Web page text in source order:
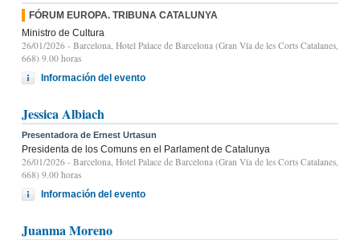
FÓRUM EUROPA. TRIBUNA CATALUNYA
Ministro de Cultura
26/01/2026 - Barcelona, Hotel Palace de Barcelona (Gran Vía de les Corts Catalanes,
668) 9.00 horas
Información del evento
Jessica Albiach
Presentadora de Ernest Urtasun
Presidenta de los Comuns en el Parlament de Catalunya
26/01/2026 - Barcelona, Hotel Palace de Barcelona (Gran Vía de les Corts Catalanes,
668) 9.00 horas
Información del evento
Juanma Moreno